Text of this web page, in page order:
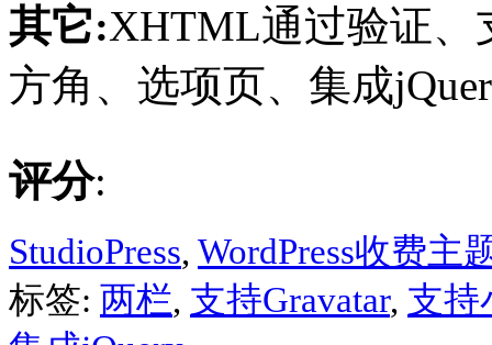
其它:XHTML通过验证、
方角、选项页、集成
评分:
StudioPress, WordPress收费主
标签: 两栏, 支持Gravatar, 支持